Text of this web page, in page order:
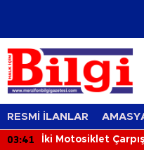
RESMİ İLANLAR
03:41 İki Motosiklet